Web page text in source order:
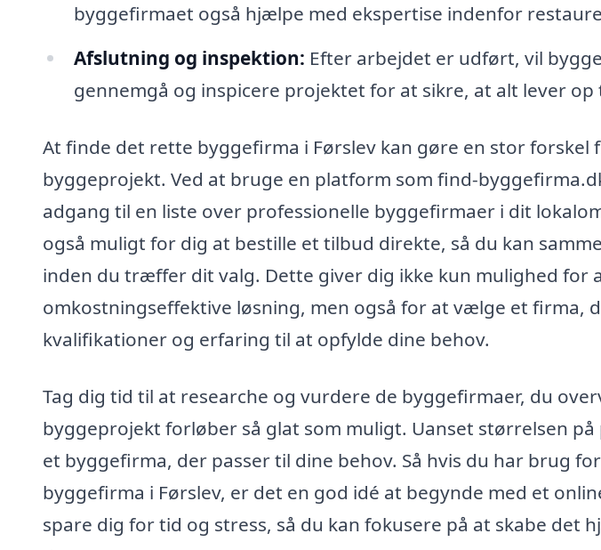
byggefirmaet også hjælpe med ekspertise indenfor
Afslutning og inspektion: Efter arbejdet er udført, vil
gennemgå og inspicere projektet for at sikre, at alt lever
At finde det rette byggefirma i Førslev kan gøre en stor forskel
byggeprojekt. Ved at bruge en platform som find-
adgang til en liste over professionelle byggefirmaer i dit
også muligt for dig at bestille et tilbud direkte, så du kan
inden du træffer dit valg. Dette giver dig ikke kun mulighed for
omkostningseffektive løsning, men også for at vælge et firma,
kvalifikationer og erfaring til at opfylde dine behov.
Tag dig tid til at researche og vurdere de byggefirmaer, du
byggeprojekt forløber så glat som muligt. Uanset størrelsen
et byggefirma, der passer til dine behov. Så hvis du har brug
byggefirma i Førslev, er det en god idé at begynde med et
spare dig for tid og stress, så du kan fokusere på at skabe det